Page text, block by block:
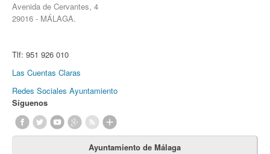
Avenida de Cervantes, 4
29016 - MÁLAGA.
Tlf: 951 926 010
Las Cuentas Claras
Redes Sociales Ayuntamiento
Síguenos
Ayuntamiento de Málaga